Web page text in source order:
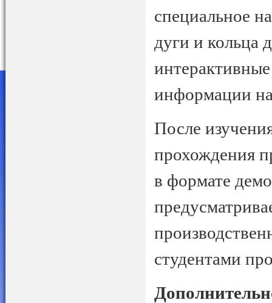
специальное
дуги и кольца
информации
После
прохождения
в формате
студентами